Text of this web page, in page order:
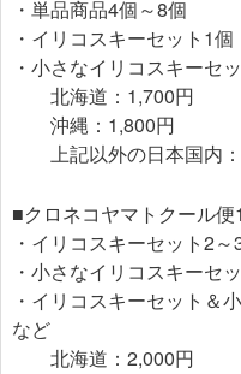
・単品商品4個～8個
・イリコスキーセット1個
・小さなイリコスキー
北海道：1,700円
沖縄：1,800円
上記以外の日本国内
■クロネコヤマトクール
・イリコスキーセット2～
・小さなイリコスキーセ
・イリコスキーセット＆
など
北海道：2,000円